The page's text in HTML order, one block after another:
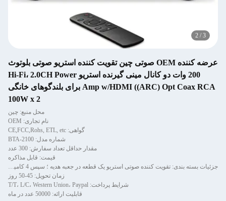
2 / 3
عرضه کننده OEM صوتی چین تقویت کننده استریو صوتی بلوتوث
200 وات دو کانال مینی گیرنده استریو Hi-Fi، 2.0CH Power
Amp w/HDMI ((ARC) Opt Coax RCA برای بلندگوهای خانگی
100W x 2
محل منبع: چین
نام تجاری: OEM
گواهی: CE,FCC,Rohs, ETL, etc
شماره مدل: BTA-2100
مقدار حداقل تعداد سفارش: 300 عدد
قیمت: قابل مذاکره
جزئیات بسته بندی: تقویت کننده صوتی استریو یک قطعه در جعبه هدیه ؛ سپس 4 کامپیوتر تقویت کننده در یک کارتن.
زمان تحویل: 45-50 روز
شرایط پرداخت: T/T، L/C، Western Union، Paypal
قابلیت ارائه: 50000 عدد در ماه